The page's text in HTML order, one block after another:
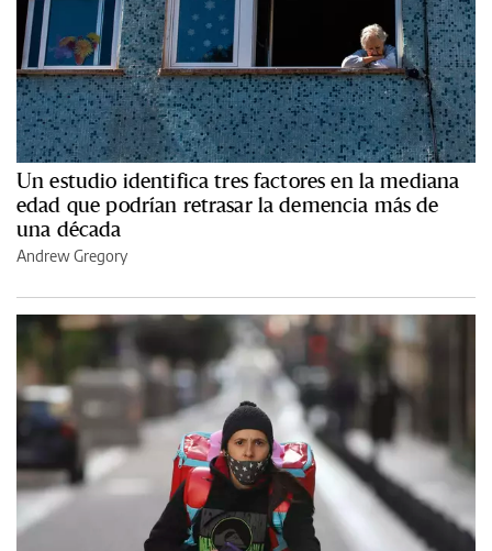
Un estudio identifica tres factores en la mediana
edad que podrían retrasar la demencia más de
una década
Andrew Gregory